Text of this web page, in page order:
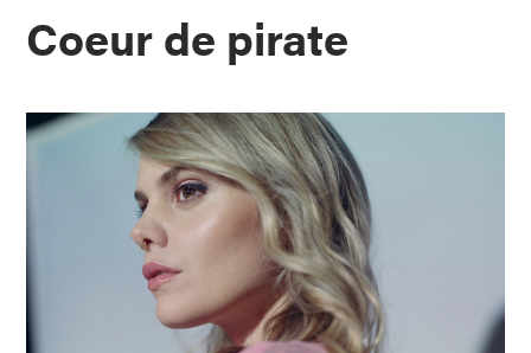
Coeur de pirate